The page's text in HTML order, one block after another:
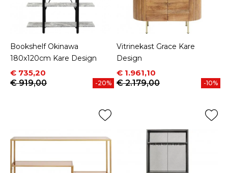
Bookshelf Okinawa
180x120cm Kare Design
Prijs
€ 735,20
Normale prijs
€ 919,00
-20%
Vitrinekast Grace Kare
Design
Prijs
€ 1.961,10
Normale prijs
€ 2.179,00
-10%